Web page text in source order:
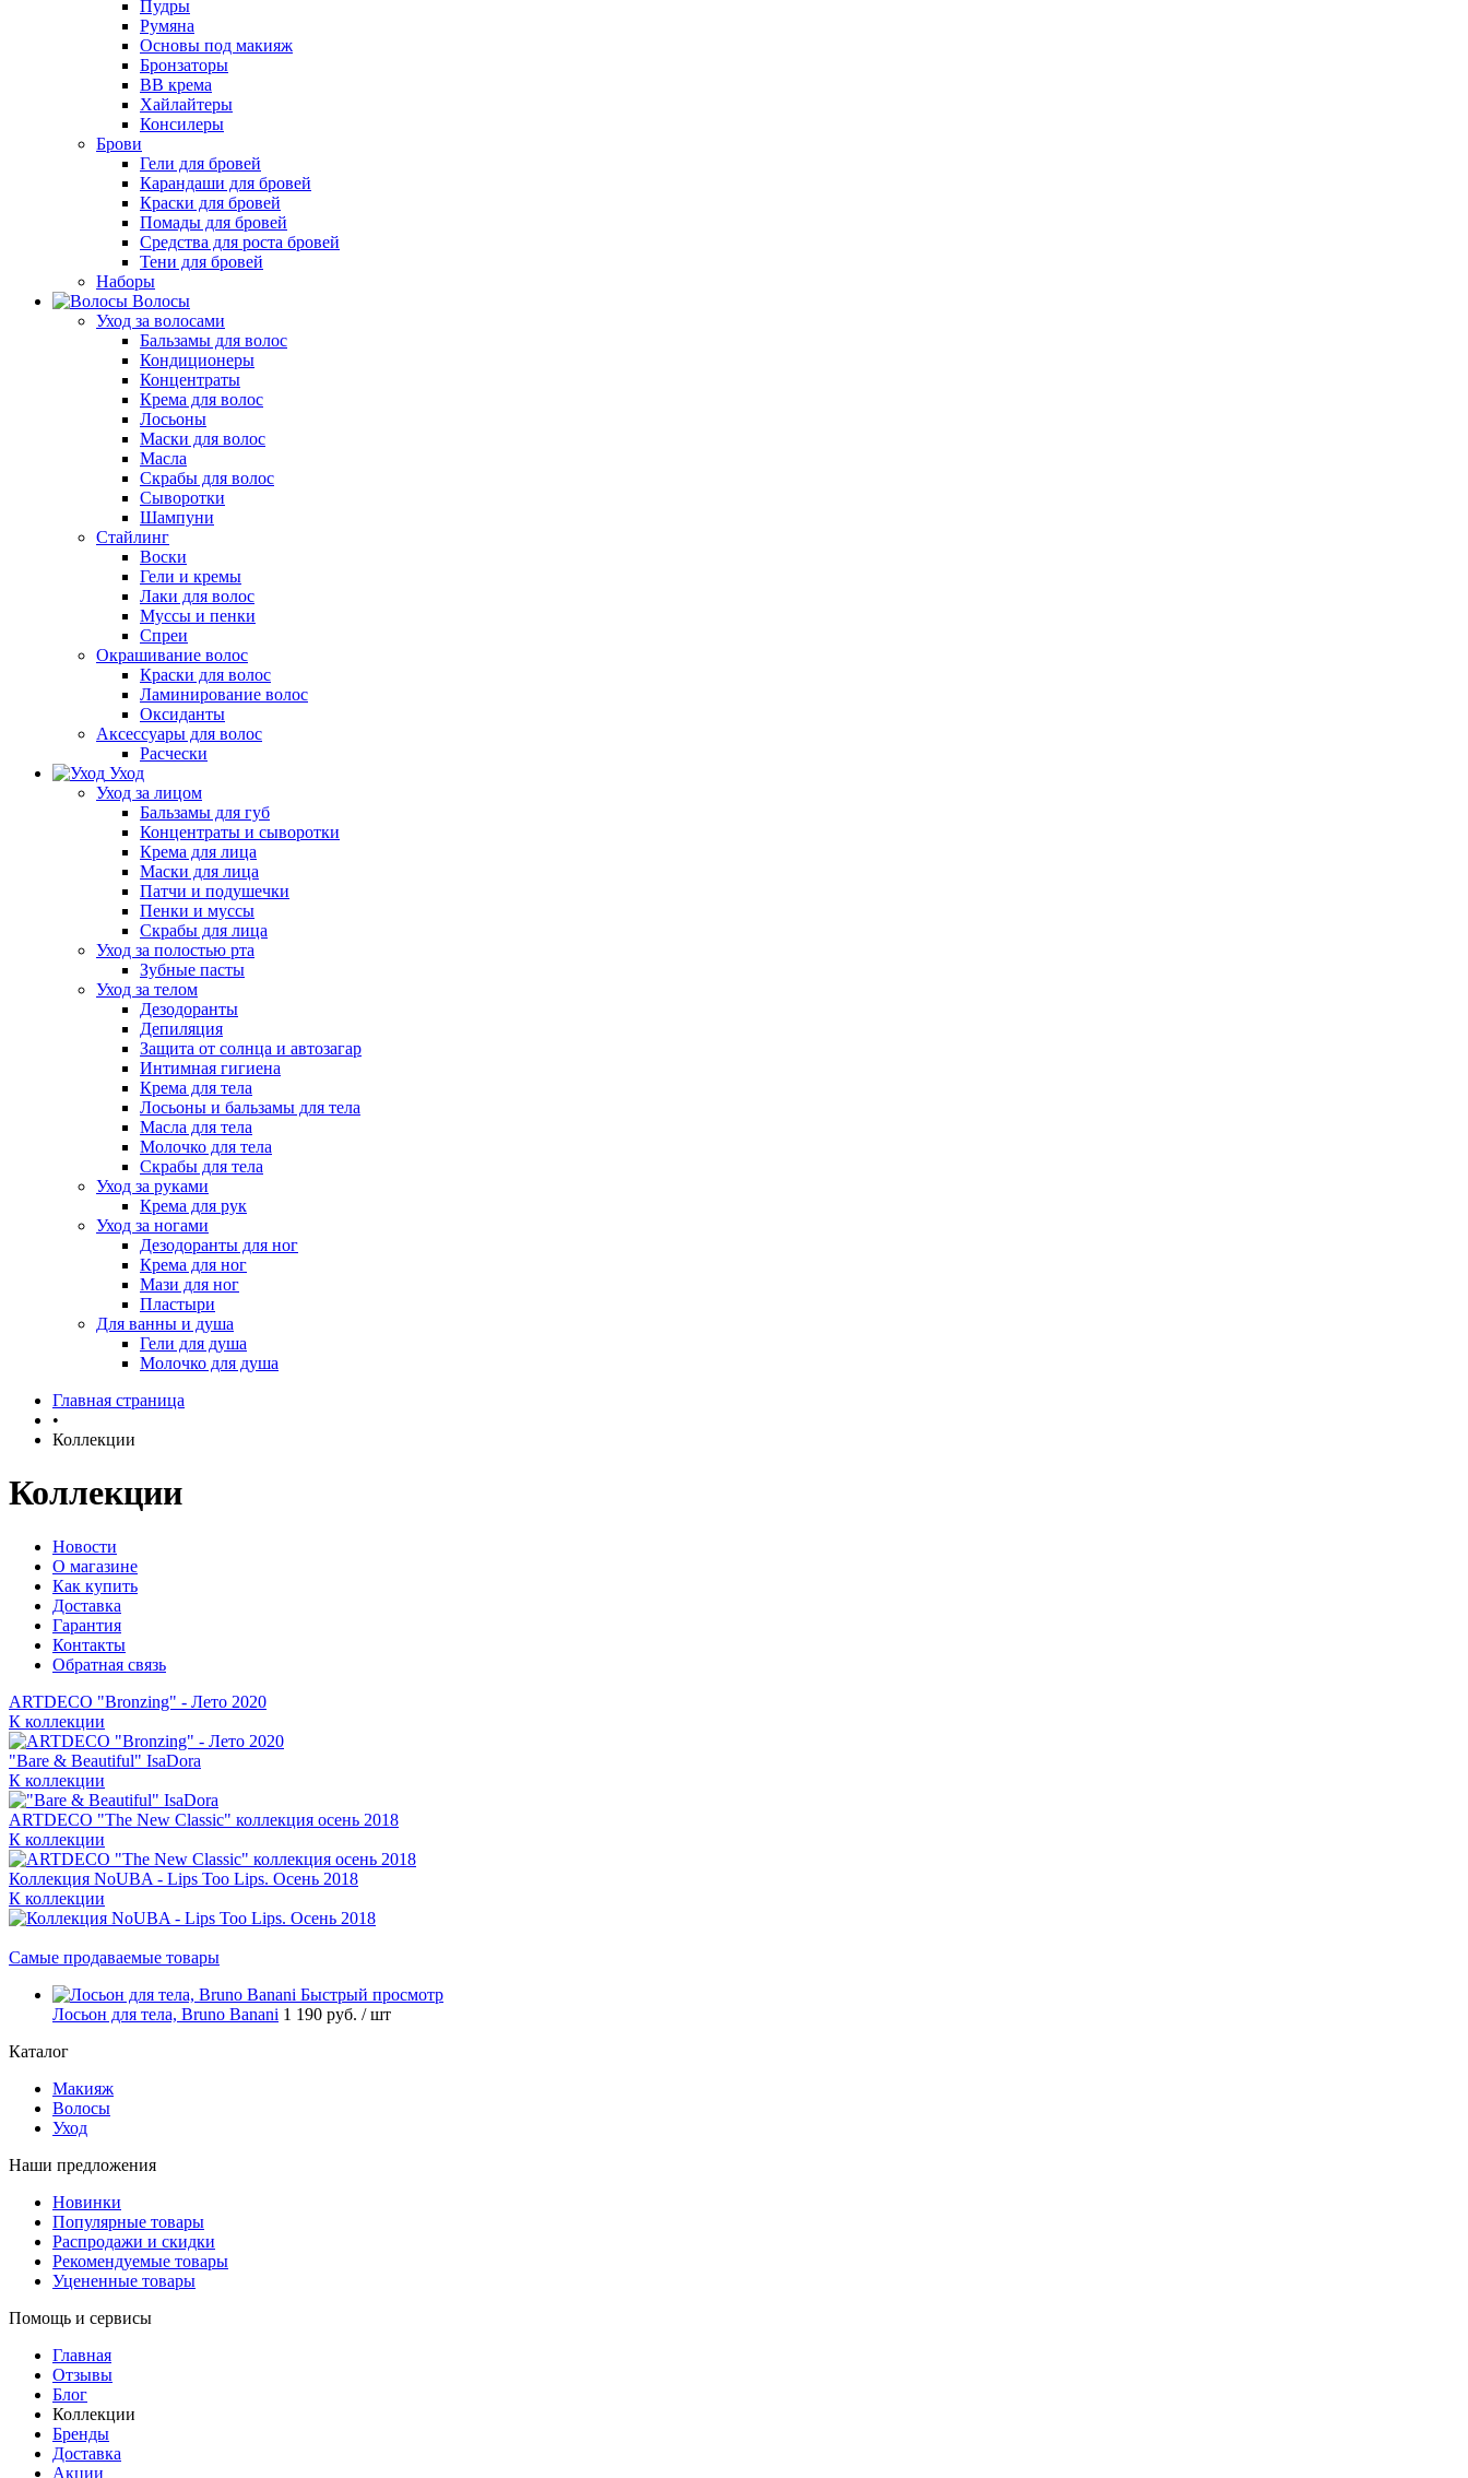
Пудры
Румяна
Основы под макияж
Бронзаторы
BB крема
Хайлайтеры
Консилеры
Брови
Гели для бровей
Карандаши для бровей
Краски для бровей
Помады для бровей
Средства для роста бровей
Тени для бровей
Наборы
Волосы
Уход за волосами
Бальзамы для волос
Кондиционеры
Концентраты
Крема для волос
Лосьоны
Маски для волос
Масла
Скрабы для волос
Сыворотки
Шампуни
Стайлинг
Воски
Гели и кремы
Лаки для волос
Муссы и пенки
Спреи
Окрашивание волос
Краски для волос
Ламинирование волос
Оксиданты
Аксессуары для волос
Расчески
Уход
Уход за лицом
Бальзамы для губ
Концентраты и сыворотки
Крема для лица
Маски для лица
Патчи и подушечки
Пенки и муссы
Скрабы для лица
Уход за полостью рта
Зубные пасты
Уход за телом
Дезодоранты
Депиляция
Защита от солнца и автозагар
Интимная гигиена
Крема для тела
Лосьоны и бальзамы для тела
Масла для тела
Молочко для тела
Скрабы для тела
Уход за руками
Крема для рук
Уход за ногами
Дезодоранты для ног
Крема для ног
Мази для ног
Пластыри
Для ванны и душа
Гели для душа
Молочко для душа
Главная страница
•
Коллекции
Коллекции
Новости
О магазине
Как купить
Доставка
Гарантия
Контакты
Обратная связь
ARTDECO "Bronzing" - Лето 2020
К коллекции
"Bare & Beautiful" IsaDora
К коллекции
ARTDECO "The New Classic" коллекция осень 2018
К коллекции
Коллекция NoUBA - Lips Too Lips. Осень 2018
К коллекции
Самые продаваемые товары
Быстрый просмотр
Лосьон для тела, Bruno Banani 1 190 руб. / шт
Каталог
Макияж
Волосы
Уход
Наши предложения
Новинки
Популярные товары
Распродажи и скидки
Рекомендуемые товары
Уцененные товары
Помощь и сервисы
Главная
Отзывы
Блог
Коллекции
Бренды
Доставка
Акции